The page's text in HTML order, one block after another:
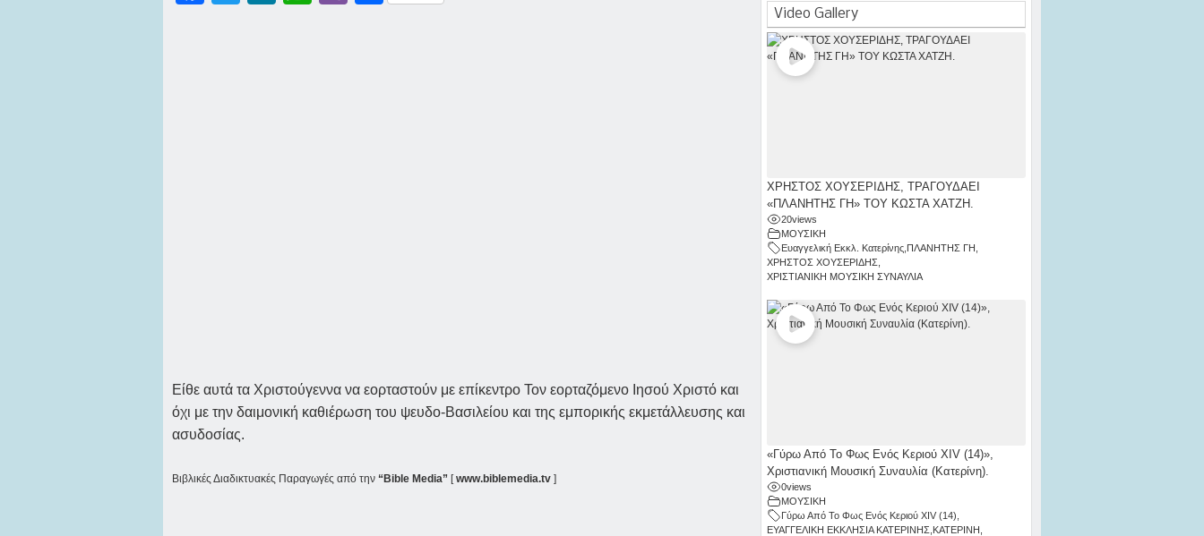
Είθε αυτά τα Χριστούγεννα να εορταστούν με επίκεντρο Τον εορταζόμενο Ιησού Χριστό και
όχι με την δαιμονική καθιέρωση του ψευδο-Βασιλείου και της εμπορικής εκμετάλλευσης και
ασυδοσίας.
Βιβλικές Διαδικτυακές Παραγωγές από την “Bible Media” [www.biblemedia.tv ]
Video Gallery
ΧΡΗΣΤΟΣ ΧΟΥΣΕΡΙΔΗΣ, ΤΡΑΓΟΥΔΑΕΙ
«ΠΛΑΝΗΤΗΣ ΓΗ» ΤΟΥ ΚΩΣΤΑ ΧΑΤΖΗ.
20views
ΜΟΥΣΙΚΗ
Ευαγγελική Εκκλ. Κατερίνης, ΠΛΑΝΗΤΗΣ ΓΗ
ΧΡΗΣΤΟΣ ΧΟΥΣΕΡΙΔΗΣ
ΧΡΙΣΤΙΑΝΙΚΗ ΜΟΥΣΙΚΗ ΣΥΝΑΥΛΙΑ
«Γύρω Από Το Φως Ενός Κεριού ΧΙV (14)»,
Χριστιανική Μουσική Συναυλία (Κατερίνη).
0views
ΜΟΥΣΙΚΗ
Γύρω Από Το Φως Ενός Κεριού ΧΙV (14)
ΕΥΑΓΓΕΛΙΚΗ ΕΚΚΛΗΣΙΑ ΚΑΤΕΡΙΝΗΣ ΚΑΤΕΡΙΝΗ